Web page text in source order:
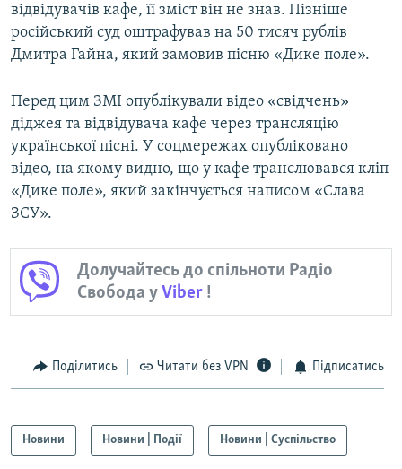
відвідувачів кафе, її зміст він не знав. Пізніше
російський суд оштрафував на 50 тисяч рублів
Дмитра Гайна, який замовив пісню «Дике поле».
Перед цим ЗМІ опублікували відео «свідчень»
діджея та відвідувача кафе через трансляцію
української пісні. У соцмережах опубліковано
відео, на якому видно, що у кафе транслювався кліп
«Дике поле», який закінчується написом «Слава
ЗСУ».
Долучайтесь до спільноти Радіо
Свобода уViber !
Поділитись Читати без VPN Підписатись
Новини Новини | Події Новини | Суспільство